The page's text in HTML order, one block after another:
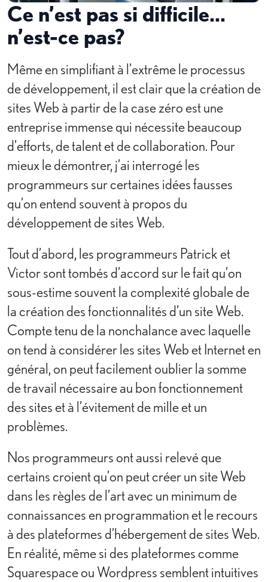
Ce n’est pas si difficile...
n’est-ce pas?
Même en simplifiant à l’extrême le processus
de développement, il est clair que la création de
sites Web à partir de la case zéro est une
entreprise immense qui nécessite beaucoup
d’efforts, de talent et de collaboration. Pour
mieux le démontrer, j’ai interrogé les
programmeurs sur certaines idées fausses
qu’on entend souvent à propos du
développement de sites Web.
Tout d’abord, les programmeurs Patrick et
Victor sont tombés d’accord sur le fait qu’on
sous-estime souvent la complexité globale de
la création des fonctionnalités d’un site Web.
Compte tenu de la nonchalance avec laquelle
on tend à considérer les sites Web et Internet en
général, on peut facilement oublier la somme
de travail nécessaire au bon fonctionnement
des sites et à l’évitement de mille et un
problèmes.
Nos programmeurs ont aussi relevé que
certains croient qu’on peut créer un site Web
dans les règles de l’art avec un minimum de
connaissances en programmation et le recours
à des plateformes d’hébergement de sites Web.
En réalité, même si des plateformes comme
Squarespace ou Wordpress semblent intuitives